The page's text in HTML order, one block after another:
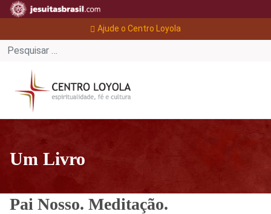
Ajude o Centro Loyola
Um Livro
Pai Nosso. Meditação.